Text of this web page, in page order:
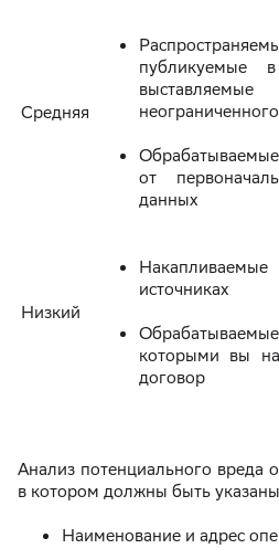
Средняя
публикуемые
от
данных
Низкий
источниках
которыми вы
договор
Анализ потенциального вреда
в котором должны быть
Наименование и адрес